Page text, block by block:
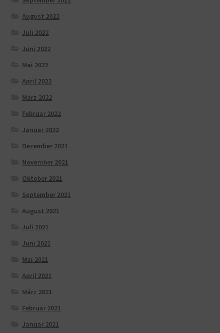
August 2022
Juli 2022
Juni 2022
Mai 2022
April 2022
März 2022
Februar 2022
Januar 2022
Dezember 2021
November 2021
Oktober 2021
September 2021
August 2021
Juli 2021
Juni 2021
Mai 2021
April 2021
März 2021
Februar 2021
Januar 2021